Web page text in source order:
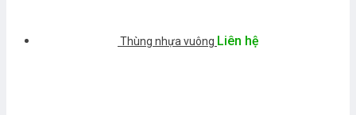
Thùng nhựa vuông Liên hệ